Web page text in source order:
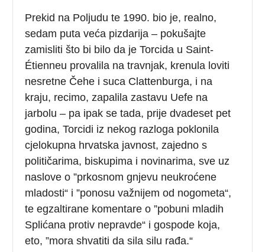
Prekid na Poljudu te 1990. bio je, realno,
sedam puta veća pizdarija – pokušajte
zamisliti što bi bilo da je Torcida u Saint-
Étienneu provalila na travnjak, krenula loviti
nesretne Čehe i suca Clattenburga, i na
kraju, recimo, zapalila zastavu Uefe na
jarbolu – pa ipak se tada, prije dvadeset pet
godina, Torcidi iz nekog razloga poklonila
cjelokupna hrvatska javnost, zajedno s
političarima, biskupima i novinarima, sve uz
naslove o ”prkosnom gnjevu neukroćene
mladosti“ i ”ponosu važnijem od nogometa“,
te egzaltirane komentare o ”pobuni mladih
Splićana protiv nepravde“ i gospode koja,
eto, ”mora shvatiti da sila silu rađa.“